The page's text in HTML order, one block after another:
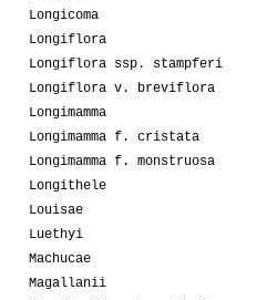
Longicoma
Longiflora
Longiflora ssp. stampferi
Longiflora v. breviflora
Longimamma
Longimamma f. cristata
Longimamma f. monstruosa
Longithele
Louisae
Luethyi
Machucae
Magallanii